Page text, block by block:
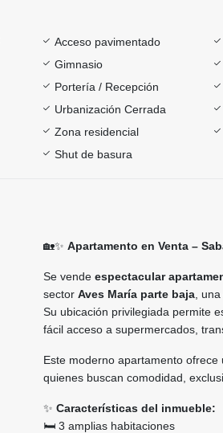
Acceso pavimentado
Gimnasio
Portería / Recepción
Urbanización Cerrada
Zona residencial
Shut de basura
🏡✨ Apartamento en Venta –
Se vende espectacular
sector Aves María parte baja ,
Su ubicación privilegiada permite
fácil acceso a supermercados,
Este moderno apartamento
quienes buscan comodidad,
✨ Características del inmueble:
🛏️ 3 amplias habitaciones